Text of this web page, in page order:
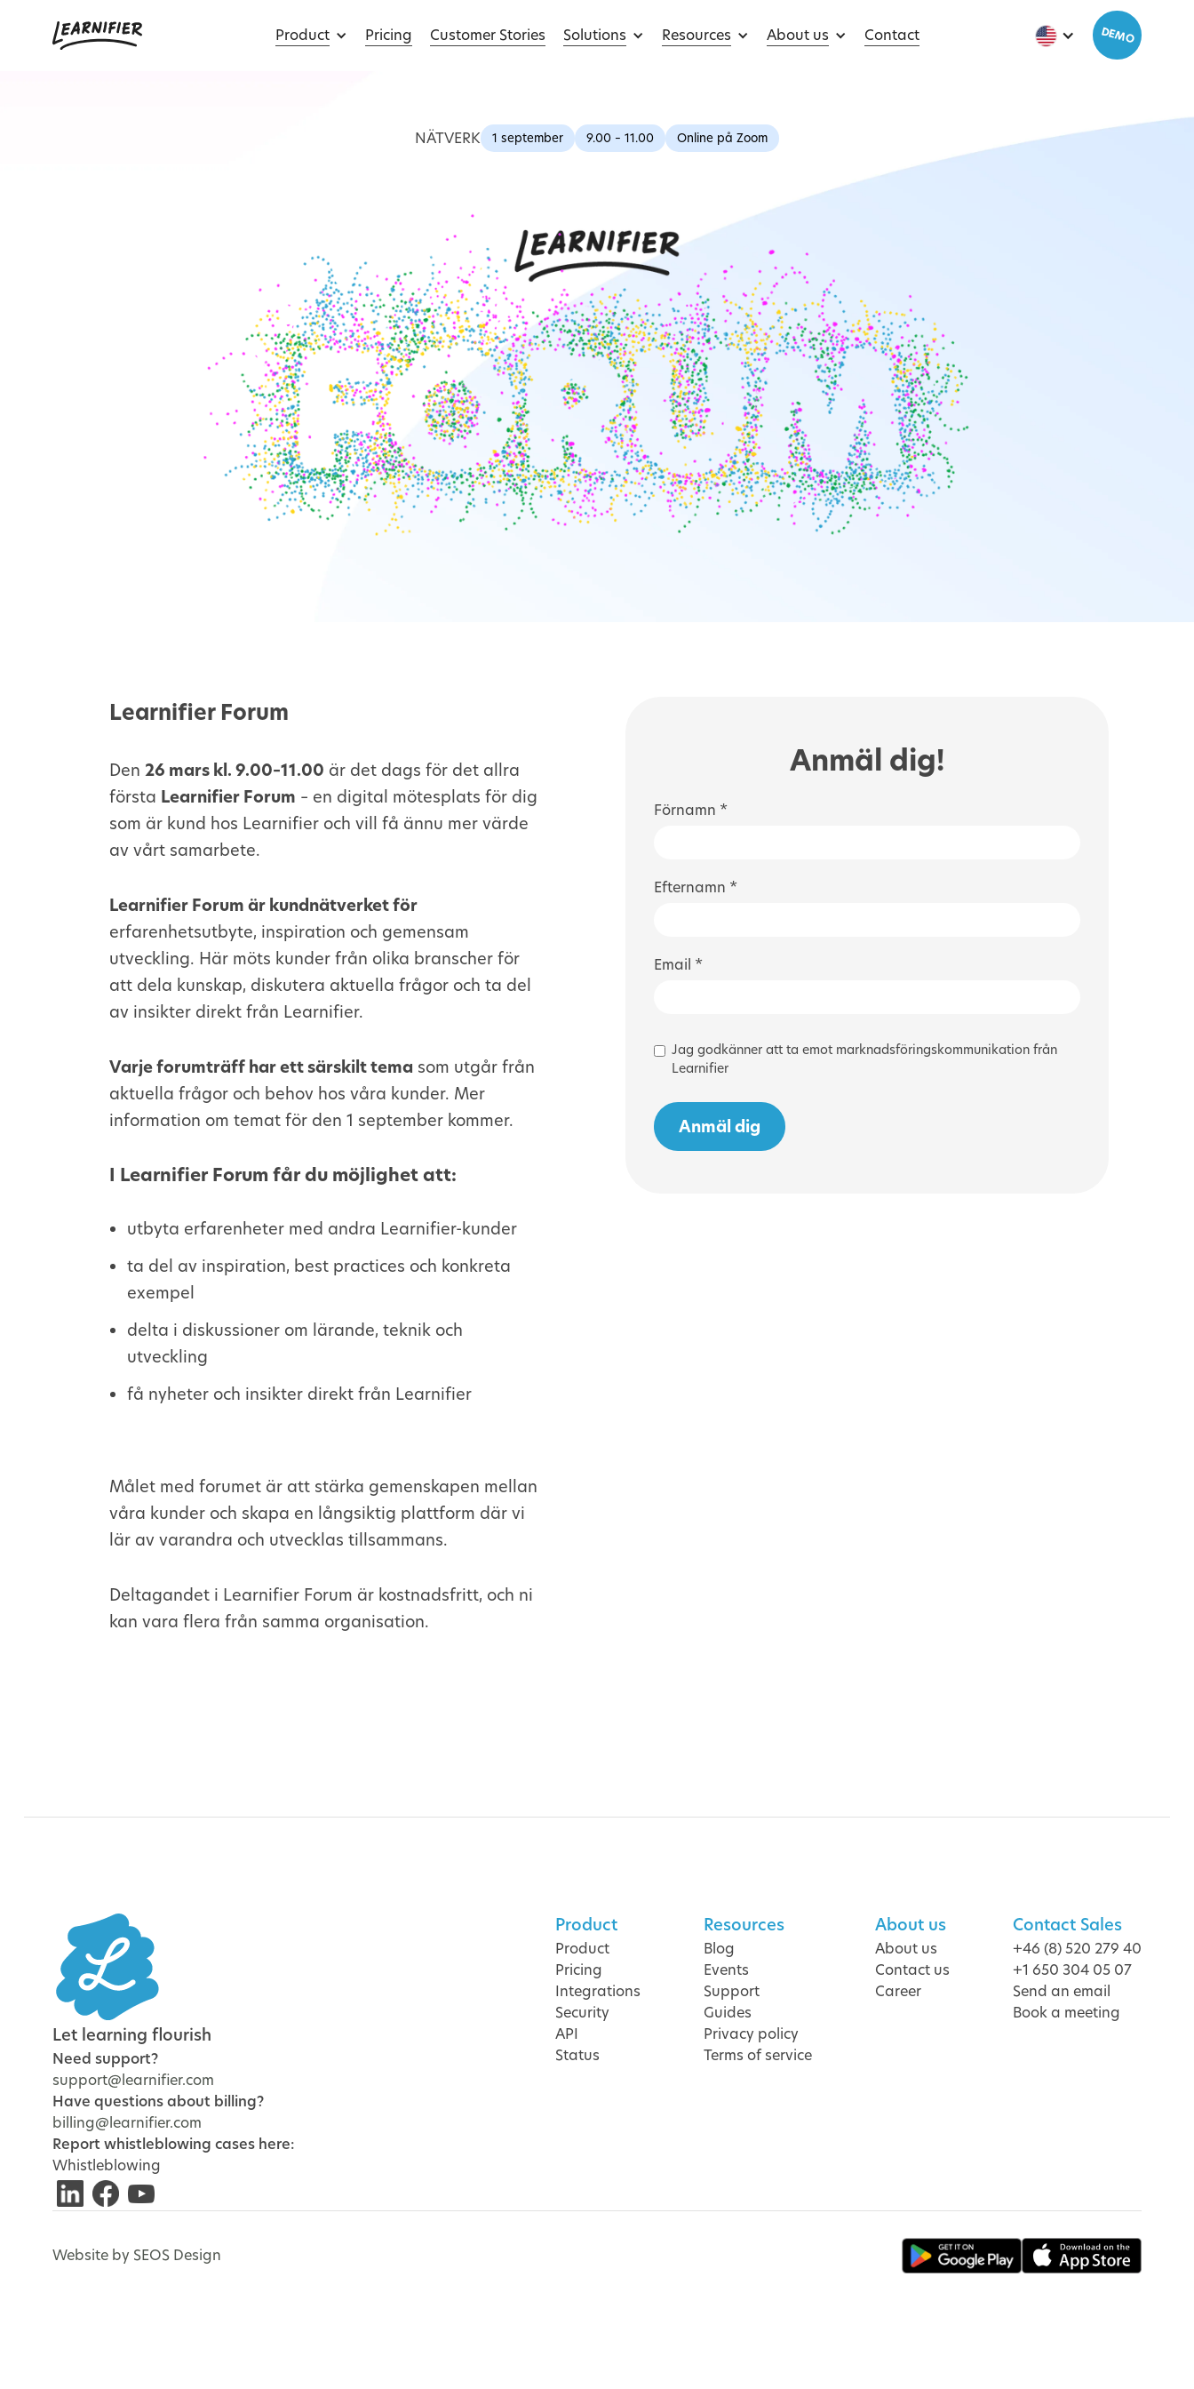
NÄTVERK 1 september 9.00 – 11.00 Online på Zoom
Learnifier Forum
Den26 mars kl. 9.00–11.00 är det dags för det allra
första Learnifier Forum – en digital mötesplats för dig
som är kund hos Learnifier och vill få ännu mer värde
av vårt samarbete.
Learnifier Forum är kundnätverket för
erfarenhetsutbyte, inspiration och gemensam
utveckling. Här möts kunder från olika branscher för
att dela kunskap, diskutera aktuella frågor och ta del
av insikter direkt från Learnifier.
Varje forumträff har ett särskilt tema som utgår från
aktuella frågor och behov hos våra kunder. Mer
information om temat för den 1 september kommer.
I Learnifier Forum får du möjlighet att:
utbyta erfarenheter med andra Learnifier-kunder
ta del av inspiration, best practices och konkreta
exempel
delta i diskussioner om lärande, teknik och
utveckling
få nyheter och insikter direkt från Learnifier
Målet med forumet är att stärka gemenskapen mellan
våra kunder och skapa en långsiktig plattform där vi
lär av varandra och utvecklas tillsammans.
Deltagandet i Learnifier Forum är kostnadsfritt, och ni
kan vara flera från samma organisation.
Anmäl dig!
Förnamn *
Efternamn *
Email *
Jag godkänner att ta emot marknadsföringskommunikation från
Learnifier
Product Pricing Customer Stories Solutions Resources About us Contact DEMO
Let learning flourish
Need support?
support@learnifier.com
Have questions about billing?
billing@learnifier.com
Report whistleblowing cases here:
Whistleblowing
Product
Product
Pricing
Integrations
Security
API
Status
Resources
Blog
Events
Support
Guides
Privacy policy
Terms of service
About us
About us
Contact us
Career
Contact Sales
+46 (8) 520 279 40
+1 650 304 05 07
Send an email
Book a meeting
Website by SEOS Design